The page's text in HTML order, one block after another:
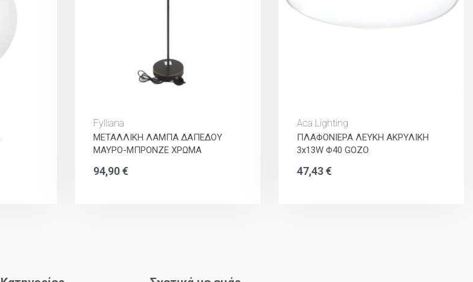
Fylliana
ΜΕΤΑΛΛΙΚΗ ΛΑΜΠΑ ΔΑΠΕΔΟΥ
ΜΑΥΡΟ-ΜΠΡΟΝΖΕ ΧΡΩΜΑ
94,90€
Aca Lighting
ΠΛΑΦΟΝΙΕΡΑ ΛΕΥΚΗ ΑΚΡΥΛΙΚΗ
3x13W Φ40 GOZO
47,43€